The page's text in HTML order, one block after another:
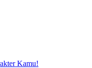
Kamu!